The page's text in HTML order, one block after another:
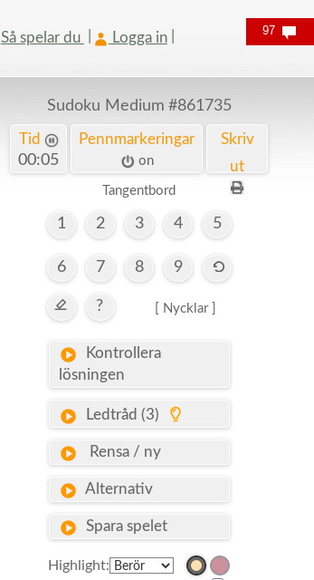
Så spelar du Logga in
Sudoku Medium #861735
Tid
00:06
Pennmarkeringar
on
Skriv
ut
Tangentbord
1 2 3 4 5
6 7 8 9
? [ Nycklar ]
Kontrollera
lösningen
Ledtråd (3)
Rensa / ny
Alternativ
Spara spelet
Highlight:
97